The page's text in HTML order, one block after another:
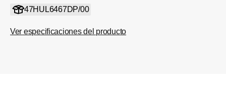
47HUL6467DP/00
Ver especificaciones del producto